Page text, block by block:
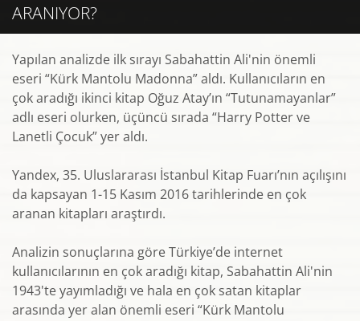
ARANIYOR?
Yapılan analizde ilk sırayı Sabahattin Ali'nin önemli
eseri “Kürk Mantolu Madonna” aldı. Kullanıcıların en
çok aradığı ikinci kitap Oğuz Atay’ın “Tutunamayanlar”
adlı eseri olurken, üçüncü sırada “Harry Potter ve
Lanetli Çocuk” yer aldı.
Yandex, 35. Uluslararası İstanbul Kitap Fuarı’nın açılışını
da kapsayan 1-15 Kasım 2016 tarihlerinde en çok
aranan kitapları araştırdı.
Analizin sonuçlarına göre Türkiye’de internet
kullanıcılarının en çok aradığı kitap, Sabahattin Ali'nin
1943'te yayımladığı ve hala en çok satan kitaplar
arasında yer alan önemli eseri “Kürk Mantolu